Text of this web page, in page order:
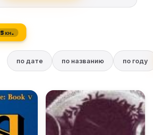
5 кн.
по дате по названию по году